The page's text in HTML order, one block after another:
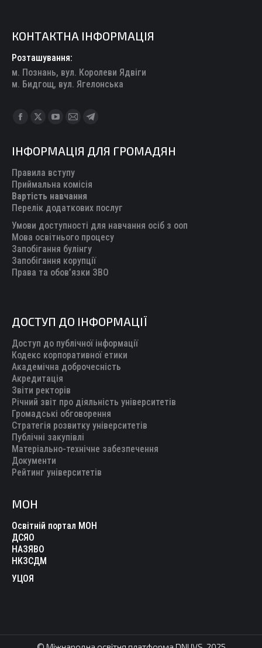
КОНТАКТНА ІНФОРМАЦІЯ
Розташування:
м. Познань, вул. Королеви Ядвіги
м. Бидгощ, вул. Ягелонська
Find us on:
Facebook
opens
in
new
window
X
opens
in
new
window
YouTube
opens
in
new
window
Mail
opens
in
new
window
Telegram
opens
new
ІНФОРМАЦІЯ ДЛЯ ГРОМАДЯН
Правила вступу
Приймальна комісія
Вартість навчання
Перелік додаткових послуг
Умови доступності для навчання осіб з ооп
Мова освітнього процесу
Запобігання булінгу
Запобігання корупції
Права та обов’язки ЗВО
ДОСТУП ДО ІНФОРМАЦІЇ
Доступ до публічної інформації
Кодекс корпоративної етики
Академічна доброчесність
Акредитація
Звіти ректорів
Річний звіт про діяльність університетів
Громадські обговорення
Стратегія розвитку університетів
Публічні закупівлі
Матеріально-технічне забезпечення
Документи
Рейтинг університетів
МОН
Освітній портал МОН
ДСЯО
НАЗЯВО
НКЗСДМ
УЦОЯ